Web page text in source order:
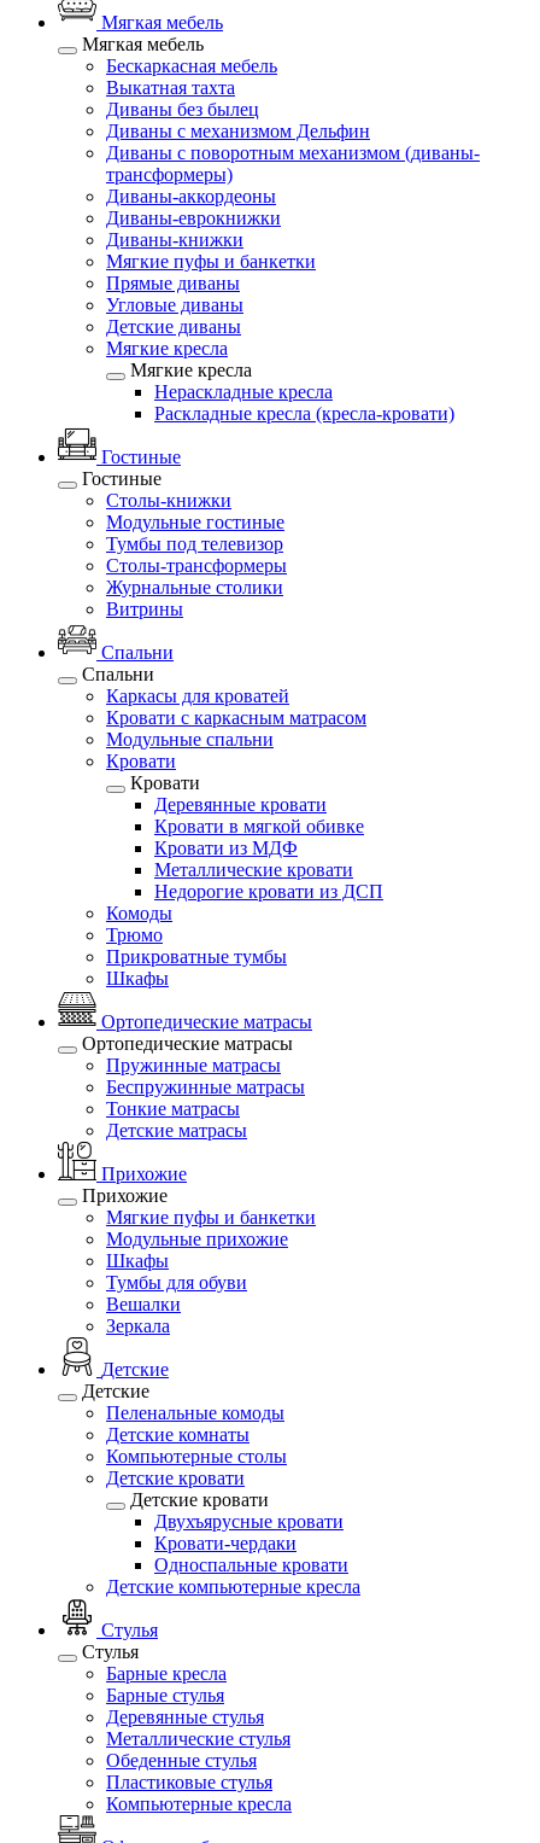
Мягкая мебель
Мягкая мебель
Бескаркасная мебель
Выкатная тахта
Диваны без былец
Диваны с механизмом Дельфин
Диваны с поворотным механизмом (диваны-
трансформеры)
Диваны-аккордеоны
Диваны-еврокнижки
Диваны-книжки
Мягкие пуфы и банкетки
Прямые диваны
Угловые диваны
Детские диваны
Мягкие кресла
Мягкие кресла
Нераскладные кресла
Раскладные кресла (кресла-кровати)
Гостиные
Гостиные
Столы-книжки
Модульные гостиные
Тумбы под телевизор
Столы-трансформеры
Журнальные столики
Витрины
Спальни
Спальни
Каркасы для кроватей
Кровати с каркасным матрасом
Модульные спальни
Кровати
Кровати
Деревянные кровати
Кровати в мягкой обивке
Кровати из МДФ
Металлические кровати
Недорогие кровати из ДСП
Комоды
Трюмо
Прикроватные тумбы
Шкафы
Ортопедические матрасы
Ортопедические матрасы
Пружинные матрасы
Беспружинные матрасы
Тонкие матрасы
Детские матрасы
Прихожие
Прихожие
Мягкие пуфы и банкетки
Модульные прихожие
Шкафы
Тумбы для обуви
Вешалки
Зеркала
Детские
Детские
Пеленальные комоды
Детские комнаты
Компьютерные столы
Детские кровати
Детские кровати
Двухъярусные кровати
Кровати-чердаки
Односпальные кровати
Детские компьютерные кресла
Стулья
Стулья
Барные кресла
Барные стулья
Деревянные стулья
Металлические стулья
Обеденные стулья
Пластиковые стулья
Компьютерные кресла